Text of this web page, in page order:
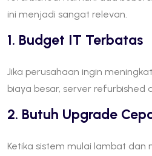
ini menjadi sangat relevan.
1. Budget IT Terbatas
Jika perusahaan ingin
biaya besar, server refurbished
2. Butuh Upgrade
Ketika sistem mulai lambat dan